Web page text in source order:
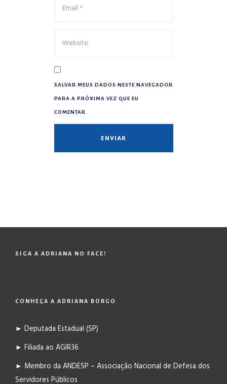
SALVAR MEUS DADOS NESTE NAVEGADOR
PARA A PRÓXIMA VEZ QUE EU
COMENTAR.
SIGA A ADRIANA NO FACE!
CONHEÇA A ADRIANA BORGO
► Deputada Estadual (SP)
► Filiada ao AGIR36
► Membro da ANDESP – Associação Nacional de Defesa dos
Servidores Públicos